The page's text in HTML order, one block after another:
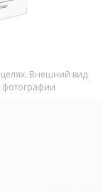
Внешний вид
фотографии